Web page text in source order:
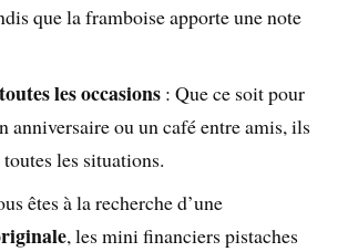
que la framboise apporte une note
les occasions : Que ce soit pour
anniversaire ou un café entre amis, ils
toutes les situations.
êtes à la recherche d’une
, les mini financiers pistaches